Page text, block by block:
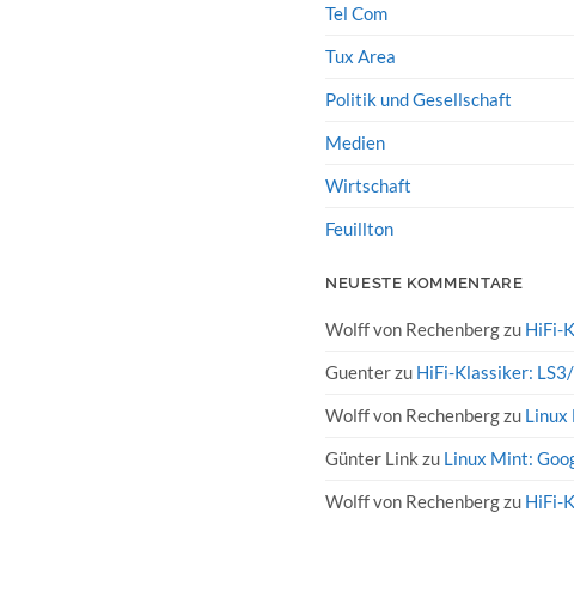
Tel Com
Tux Area
Politik und Gesellschaft
Medien
Wirtschaft
Feuillton
NEUESTE KOMMENTARE
Wolff von Rechenbergzu HiFi-
Guenterzu HiFi-Klassiker:
Wolff von Rechenbergzu Linux
Günter Link zu Linux Mint:
Wolff von Rechenbergzu HiFi-